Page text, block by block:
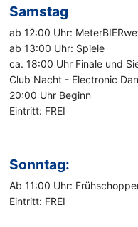
Samstag
ab 12:00 Uhr:
ab 13:00 Uhr: Spiele
ca. 18:00 Uhr Finale und
Club Nacht - Electronic
20:00 Uhr Beginn
Eintritt: FREI
Sonntag:
Ab 11:00 Uhr:
Eintritt: FREI